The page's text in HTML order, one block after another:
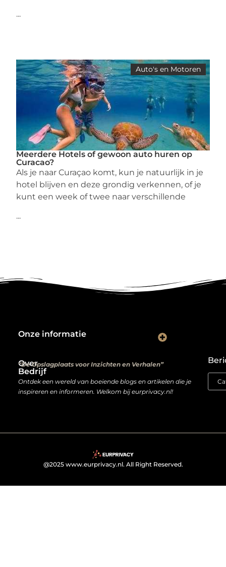
...
Auto's en Motoren
Meerdere Hotels of gewoon auto huren op
Curacao?
Als je naar Curaçao komt, kun je natuurlijk in je
hotel blijven en deze grondig verkennen, of je
kunt een week of twee naar verschillende
...
Over
Bedrijf
“De Opslagplaats voor Inzichten en Verhalen”
Ontdek een wereld van boeiende blogs en artikelen die je
inspireren en informeren. Welkom bij eurprivacy.nl!
Onze informatie
@2025 www.eurprivacy.nl. All Right Reserved.